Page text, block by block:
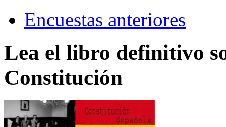
Encuestas anteriores
Lea el libro definitivo
Constitución